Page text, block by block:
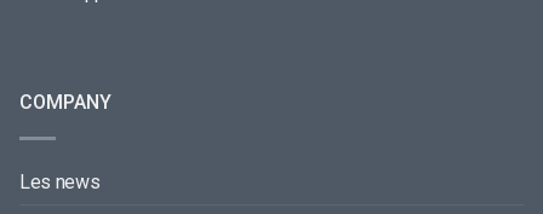
COMPANY
Les news